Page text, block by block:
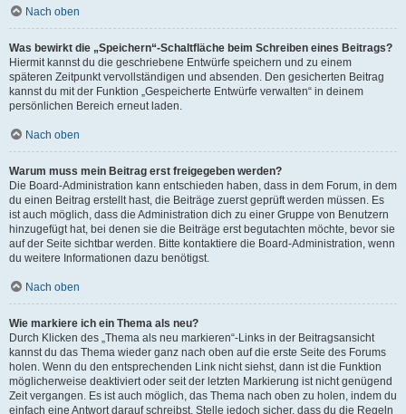
Nach oben
Was bewirkt die „Speichern“-Schaltfläche beim Schreiben eines Beitrags?
Hiermit kannst du die geschriebene Entwürfe speichern und zu einem
späteren Zeitpunkt vervollständigen und absenden. Den gesicherten Beitrag
kannst du mit der Funktion „Gespeicherte Entwürfe verwalten“ in deinem
persönlichen Bereich erneut laden.
Nach oben
Warum muss mein Beitrag erst freigegeben werden?
Die Board-Administration kann entschieden haben, dass in dem Forum, in dem
du einen Beitrag erstellt hast, die Beiträge zuerst geprüft werden müssen. Es
ist auch möglich, dass die Administration dich zu einer Gruppe von Benutzern
hinzugefügt hat, bei denen sie die Beiträge erst begutachten möchte, bevor sie
auf der Seite sichtbar werden. Bitte kontaktiere die Board-Administration, wenn
du weitere Informationen dazu benötigst.
Nach oben
Wie markiere ich ein Thema als neu?
Durch Klicken des „Thema als neu markieren“-Links in der Beitragsansicht
kannst du das Thema wieder ganz nach oben auf die erste Seite des Forums
holen. Wenn du den entsprechenden Link nicht siehst, dann ist die Funktion
möglicherweise deaktiviert oder seit der letzten Markierung ist nicht genügend
Zeit vergangen. Es ist auch möglich, das Thema nach oben zu holen, indem du
einfach eine Antwort darauf schreibst. Stelle jedoch sicher, dass du die Regeln